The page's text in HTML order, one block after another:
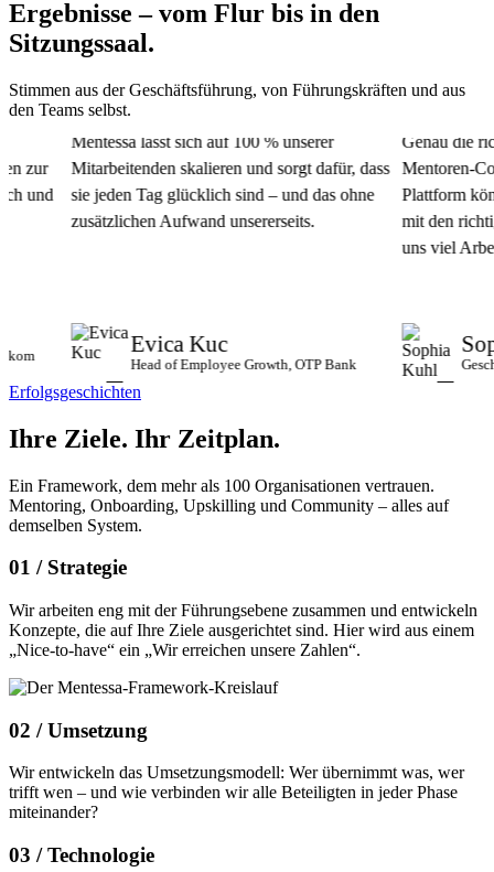
Ergebnisse – vom Flur bis in den
Sitzungssaal.
Stimmen aus der Geschäftsführung, von Führungskräften und aus
den Teams selbst.
zur
und
Mentessa lässt sich auf 100 % unserer
Mitarbeitenden skalieren und sorgt dafür, dass
sie jeden Tag glücklich sind – und das ohne
zusätzlichen Aufwand unsererseits.
Evica Kuc
Head of Employee Growth, OTP Bank
Genau die
Mentoren-
Plattform
mit den
uns viel Arbeit
Erfolgsgeschichten
Ihre Ziele. Ihr Zeitplan.
Ein Framework, dem mehr als 100 Organisationen vertrauen.
Mentoring, Onboarding, Upskilling und Community – alles auf
demselben System.
01 /Strategie
Wir arbeiten eng mit der Führungsebene zusammen und entwickeln
Konzepte, die auf Ihre Ziele ausgerichtet sind. Hier wird aus einem
„Nice-to-have“ ein „Wir erreichen unsere Zahlen“.
02 /Umsetzung
Wir entwickeln das Umsetzungsmodell: Wer übernimmt was, wer
trifft wen – und wie verbinden wir alle Beteiligten in jeder Phase
miteinander?
03 /Technologie